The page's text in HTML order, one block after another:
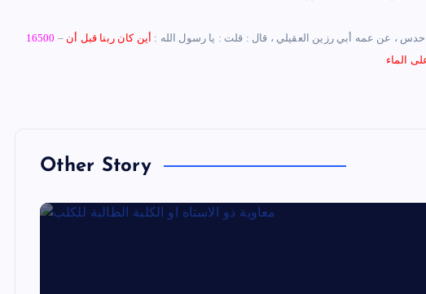
16500 حدس ، عن عمه أبي رزين العقيلي ، قال : قلت : يا رسول الله : أين كان ربنا قبل أن
Other Story